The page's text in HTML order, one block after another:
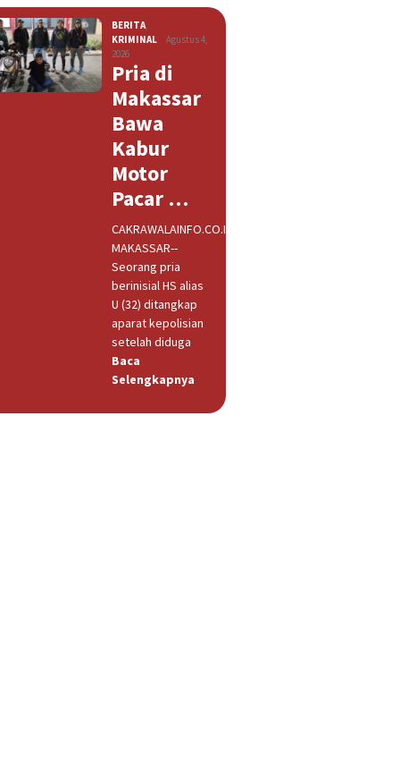
BERITA
KRIMINAL
Agustus 4,
2026
Pria di
Makassar
Bawa
Kabur
Motor
Pacar …
CAKRAWALAINFO.CO.ID,
MAKASSAR--
Seorang pria
berinisial HS alias
U (32) ditangkap
aparat kepolisian
setelah diduga
Baca
Selengkapnya